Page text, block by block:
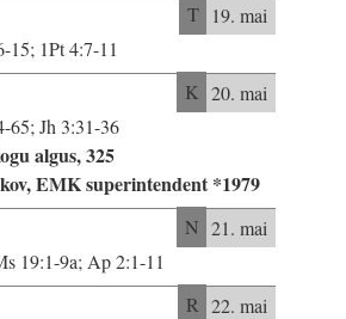
T 19. mai
15; 1Pt 4:7-11
K 20. mai
65; Jh 3:31-36
algus, 325
EMK superintendent *1979
N 21. mai
19:1-9a; Ap 2:1-11
R 22. mai